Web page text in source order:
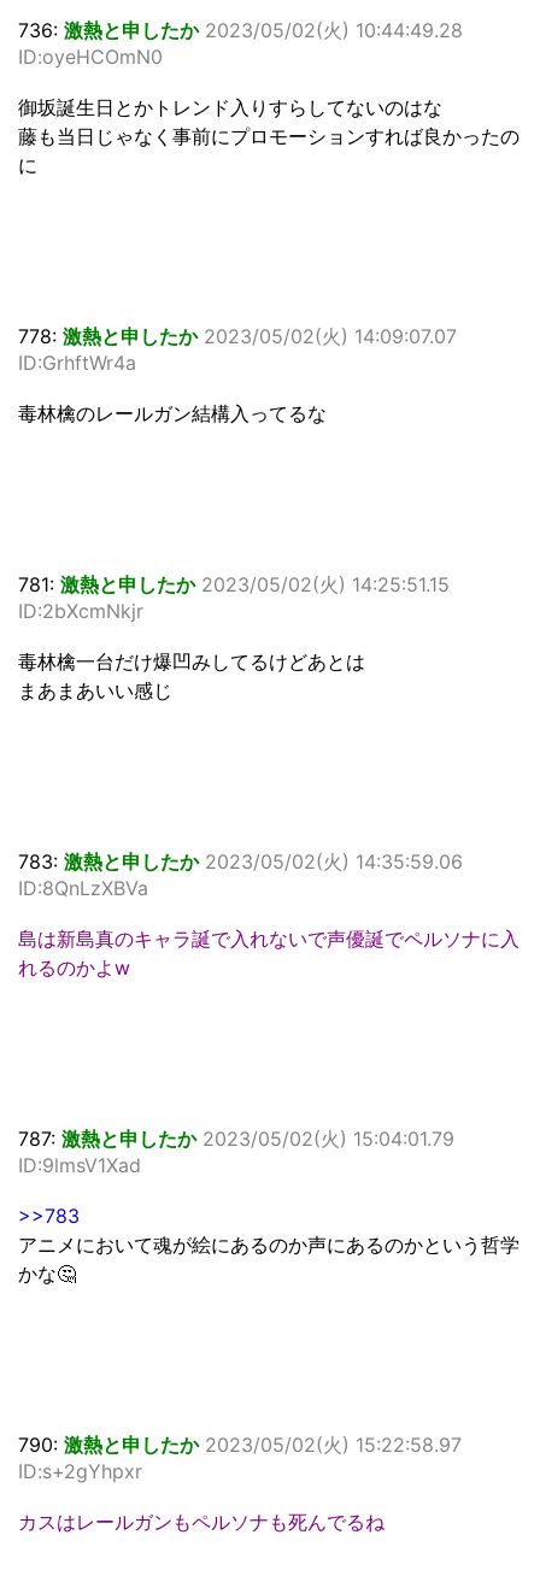
736: 激熱と申したか 2023/05/02(火) 10:44:49.28
ID:oyeHCOmN0
御坂誕生日とかトレンド入りすらしてないのはな
藤も当日じゃなく事前にプロモーションすれば良かったの
に
778: 激熱と申したか 2023/05/02(火) 14:09:07.07
ID:GrhftWr4a
毒林檎のレールガン結構入ってるな
781: 激熱と申したか 2023/05/02(火) 14:25:51.15
ID:2bXcmNkjr
毒林檎一台だけ爆凹みしてるけどあとは
まあまあいい感じ
783: 激熱と申したか 2023/05/02(火) 14:35:59.06
ID:8QnLzXBVa
島は新島真のキャラ誕で入れないで声優誕でペルソナに入
れるのかよw
787: 激熱と申したか 2023/05/02(火) 15:04:01.79
ID:9lmsV1Xad
>>783
アニメにおいて魂が絵にあるのか声にあるのかという哲学
かな🤔
790: 激熱と申したか 2023/05/02(火) 15:22:58.97
ID:s+2gYhpxr
カスはレールガンもペルソナも死んでるね